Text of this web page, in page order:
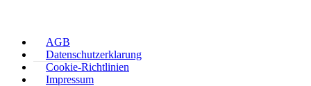
AGB
Datenschutzerklarung
Cookie-Richtlinien
Impressum